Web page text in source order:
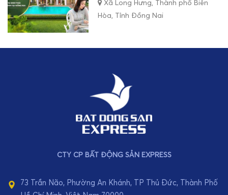
Hồ Chí Minh, Việt Nam 70000